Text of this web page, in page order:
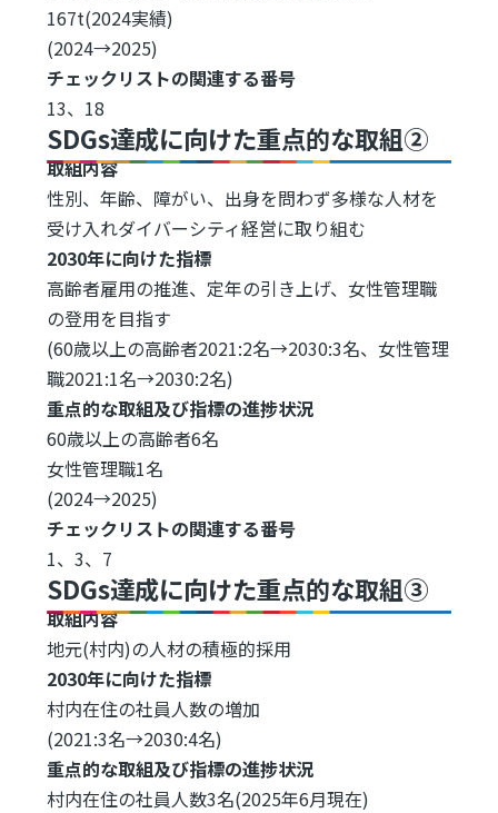
167t(2024実績)
(2024→2025)
チェックリストの関連する番号
13、18
SDGs達成に向けた重点的な取組②
取組内容
性別、年齢、障がい、出身を問わず多様な人材を
受け入れダイバーシティ経営に取り組む
2030年に向けた指標
高齢者雇用の推進、定年の引き上げ、女性管理職
の登用を目指す
(60歳以上の高齢者2021:2名→2030:3名、女性管理
職2021:1名→2030:2名)
重点的な取組及び指標の進捗状況
60歳以上の高齢者6名
女性管理職1名
(2024→2025)
チェックリストの関連する番号
1、3、7
SDGs達成に向けた重点的な取組③
取組内容
地元(村内)の人材の積極的採用
2030年に向けた指標
村内在住の社員人数の増加
(2021:3名→2030:4名)
重点的な取組及び指標の進捗状況
村内在住の社員人数3名(2025年6月現在)